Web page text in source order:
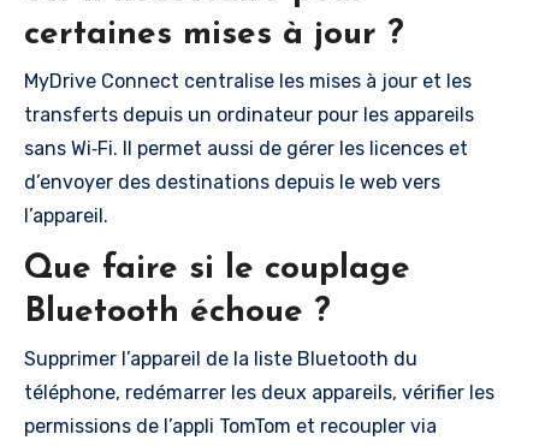
certaines mises à jour ?
MyDrive Connect centralise les mises à jour et les
transferts depuis un ordinateur pour les appareils
sans Wi‑Fi. Il permet aussi de gérer les licences et
d’envoyer des destinations depuis le web vers
l’appareil.
Que faire si le couplage
Bluetooth échoue ?
Supprimer l’appareil de la liste Bluetooth du
téléphone, redémarrer les deux appareils, vérifier les
permissions de l’appli TomTom et recoupler via